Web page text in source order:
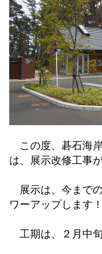
この度、碁石海
は、展示改修工事
展示は、今まで
ワーアップします！
工期は、２月中